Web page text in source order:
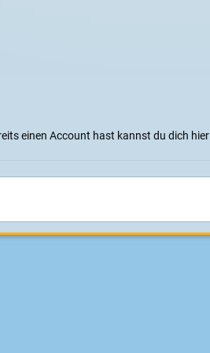
einen Account hast kannst du dich hier